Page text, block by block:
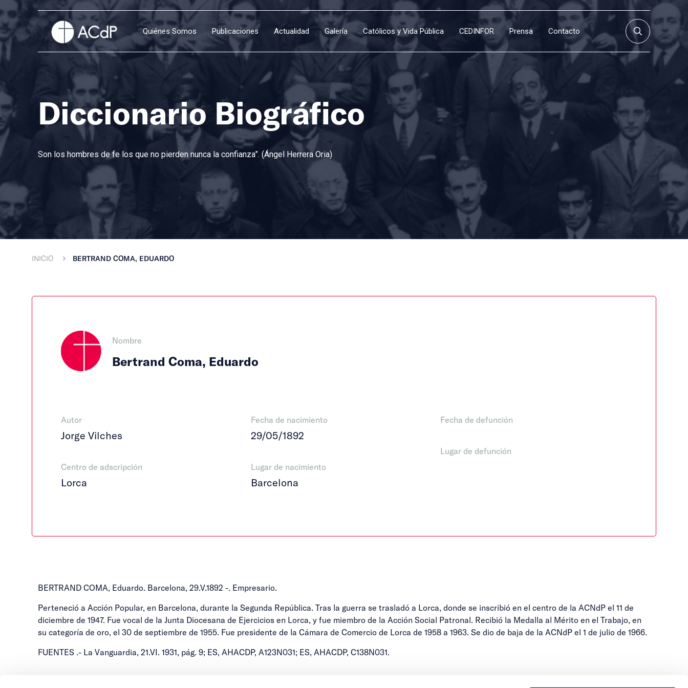
Quiénes Somos Publicaciones Actualidad Galería Católicos y Vida Pública CEDINFOR Prensa Contacto
Diccionario Biográfico
Son los hombres de fe los que no pierden nunca la confianza”. (Ángel Herrera Oria)
INICIO BERTRAND COMA, EDUARDO
Nombre
Bertrand Coma, Eduardo
Autor
Jorge Vilches
Centro de adscripción
Lorca
Fecha de nacimiento
29/05/1892
Lugar de nacimiento
Barcelona
Fecha de defunción
Lugar de defunción
BERTRAND COMA, Eduardo. Barcelona, 29.V.1892 -. Empresario.
Perteneció a Acción Popular, en Barcelona, durante la Segunda República. Tras la guerra se trasladó a Lorca, donde se inscribió en el centro de la ACNdP el 11 de
diciembre de 1947. Fue vocal de la Junta Diocesana de Ejercicios en Lorca, y fue miembro de la Acción Social Patronal. Recibió la Medalla al Mérito en el Trabajo, en
su categoría de oro, el 30 de septiembre de 1955. Fue presidente de la Cámara de Comercio de Lorca de 1958 a 1963. Se dio de baja de la ACNdP el 1 de julio de 1966.
FUENTES .- La Vanguardia, 21.VI. 1931, pág. 9; ES, AHACDP, A123N031; ES, AHACDP, C138N031.